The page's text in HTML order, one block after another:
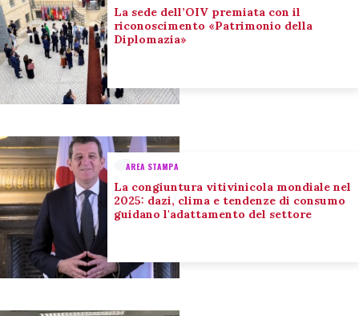
La sede dell’OIV premiata con il
riconoscimento «Patrimonio della
Diplomazia»
AREA STAMPA
La congiuntura vitivinicola mondiale nel
2025: dazi, clima e tendenze di consumo
guidano l'adattamento del settore